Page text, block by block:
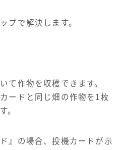
プで解決します。
て作物を収穫できます。
ードと同じ畑の作物を1枚
。
』の場合、投機カードが示